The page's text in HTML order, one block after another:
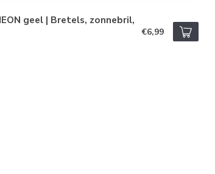
geel | Bretels, zonnebril,
€6,99